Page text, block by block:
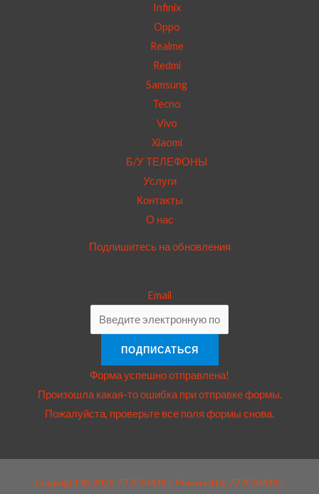
Infinix
Oppo
Realme
Redmi
Samsung
Tecno
Vivo
Xiaomi
Б/У ТЕЛЕФОНЫ
Услуги
Контакты
О нас
Подпишитесь на обновления
Email
ПОДПИСАТЬСЯ
Форма успешно отправлена!
Произошла какая-то ошибка при отправке формы.
Пожалуйста, проверьте все поля формы снова.
Copyright © 2026 777GSM.RU. Powered by 777GSM.RU.